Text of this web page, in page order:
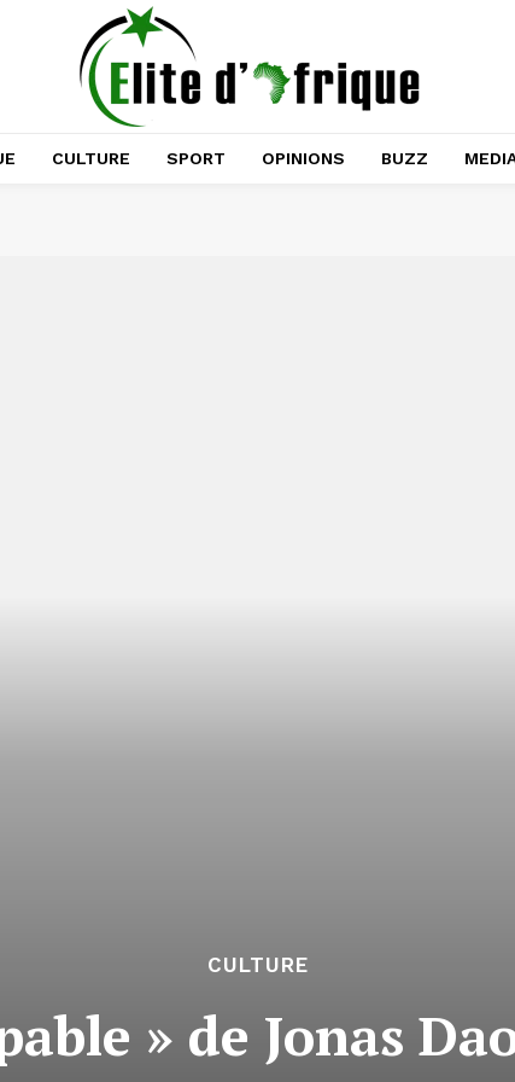
CULTURE SPORT OPINIONS BUZZ
CULTURE
» de Jonas